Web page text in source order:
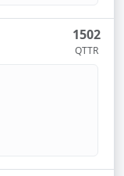
1502
QTTR